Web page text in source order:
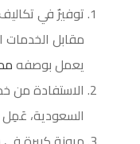
توفيرٌ في
مقابل الخدمات
يعمل بوصفه
الاستفادة من
السعودية،